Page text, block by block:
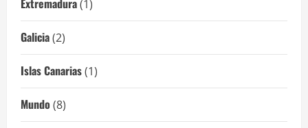
(1)
Galicia(2)
Islas Canarias(1)
Mundo (8)